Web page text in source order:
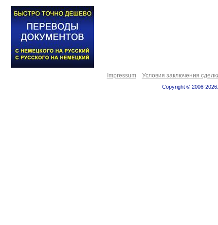
Impressum Условия заключения
Copyright © 2006-